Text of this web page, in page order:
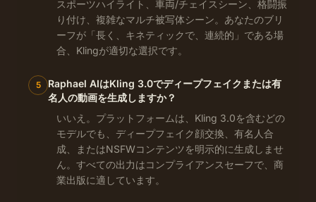
スポーツハイライト、車両/チェイスシーン、格闘振
り付け、複雑なマルチ被写体シーン。あなたのブリ
ーフが「長く、キネティックで、連続的」である場
合、Klingが適切な選択です。
5
Raphael AIはKling 3.0でディープフェイクまたは有
名人の動画を生成しますか？
いいえ。プラットフォームは、Kling 3.0を含むどの
モデルでも、ディープフェイク顔交換、有名人合
成、またはNSFWコンテンツを明示的に生成しませ
ん。すべての出力はコンプライアンスセーフで、商
業出版に適しています。